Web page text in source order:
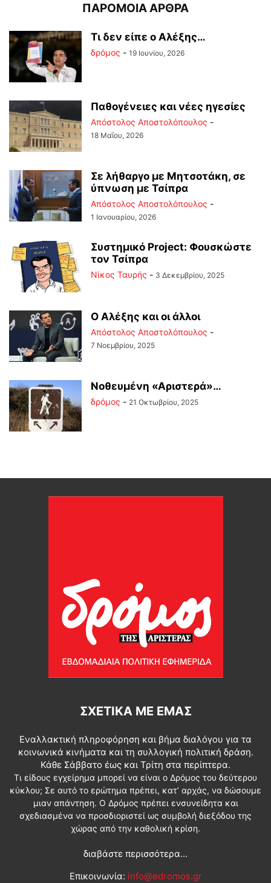
ΠΑΡΟΜΟΙΑ ΑΡΘΡΑ
Tι δεν είπε ο Αλέξης…
δρόμος - 19 Ιουνίου, 2026
Παθογένειες και νέες ηγεσίες
Απόστολος Αποστολόπουλος -
18 Μαΐου, 2026
Σε λήθαργο με Μητσοτάκη, σε
ύπνωση με Τσίπρα
Απόστολος Αποστολόπουλος -
1 Ιανουαρίου, 2026
Συστημικό Project: Φουσκώστε
τον Τσίπρα
Νίκος Ταυρής - 3 Δεκεμβρίου, 2025
Ο Αλέξης και οι άλλοι
Απόστολος Αποστολόπουλος -
7 Νοεμβρίου, 2025
Νοθευμένη «Αριστερά»…
δρόμος - 21 Οκτωβρίου, 2025
ΣΧΕΤΙΚΆ ΜΕ ΕΜΆΣ
Εναλλακτική πληροφόρηση και βήμα διαλόγου για τα
κοινωνικά κινήματα και τη συλλογική πολιτική δράση.
Κάθε Σάββατο έως και Τρίτη στα περίπτερα.
Τι είδους εγχείρημα μπορεί να είναι ο Δρόμος του δεύτερου
κύκλου; Σε αυτό το ερώτημα πρέπει, κατ’ αρχάς, να δώσουμε
μιαν απάντηση. Ο Δρόμος πρέπει ενσυνείδητα και
σχεδιασμένα να προσδιοριστεί ως συμβολή διεξόδου της
χώρας από την καθολική κρίση.
διαβάστε περισσότερα...
Επικοινωνία: info@edromos.gr